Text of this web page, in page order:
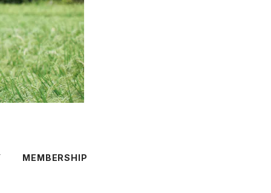
MEMBERSHIP